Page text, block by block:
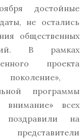
достойные
не остались
общественных
В рамках
проекта
поколение»,
программы
внимание» всех
поздравили на